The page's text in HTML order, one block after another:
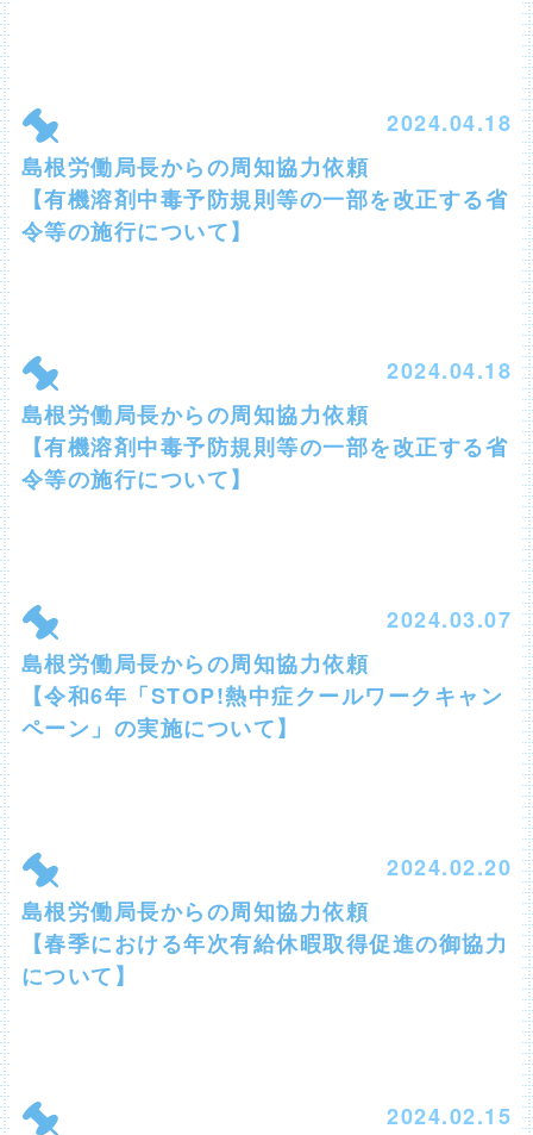
2024.04.18
島根労働局長からの周知協力依頼
【有機溶剤中毒予防規則等の一部を改正する省
令等の施行について】
2024.04.18
島根労働局長からの周知協力依頼
【有機溶剤中毒予防規則等の一部を改正する省
令等の施行について】
2024.03.07
島根労働局長からの周知協力依頼
【令和6年「STOP!熱中症クールワークキャン
ペーン」の実施について】
2024.02.20
島根労働局長からの周知協力依頼
【春季における年次有給休暇取得促進の御協力
について】
2024.02.15